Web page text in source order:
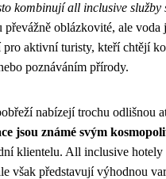
kombinují all inclusive služby
převážně oblázkovité, ale voda
pro aktivní turisty, kteří chtějí
poznáváním přírody.
nabízejí trochu odlišnou
jsou známé svým
klientelu. All inclusive hotely
však představují výhodnou